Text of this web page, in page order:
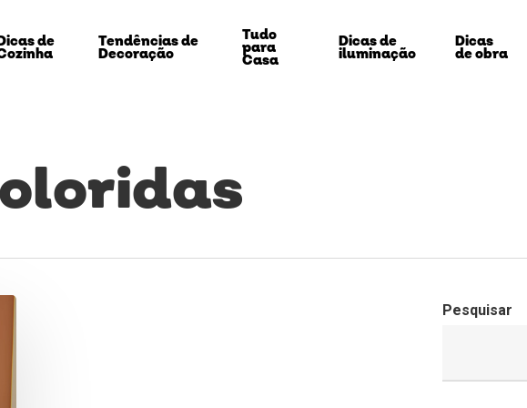
de Tendências de
Decoração
Tudo
para
Casa
Dicas de
iluminação
Dicas
de obra
Pesquisar